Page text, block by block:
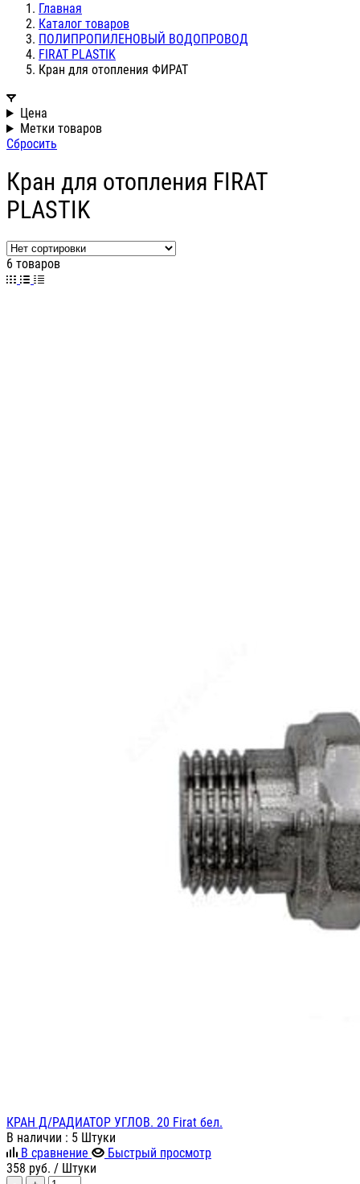
Главная
Каталог товаров
ПОЛИПРОПИЛЕНОВЫЙ ВОДОПРОВОД
FIRAT PLASTIK
Кран для отопления ФИРАТ
Цена
Метки товаров
Сбросить
Кран для отопления FIRAT
PLASTIK
6 товаров
КРАН Д/РАДИАТОР УГЛОВ. 20 Firat бел.
В наличии : 5 Штуки
В сравнение
Быстрый просмотр
358 руб. / Штуки